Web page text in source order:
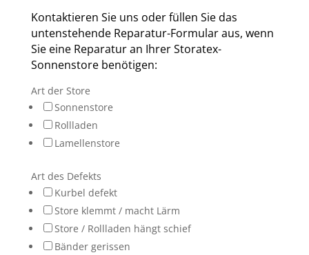
Kontaktieren Sie uns oder füllen Sie das
untenstehende Reparatur-Formular aus, wenn
Sie eine Reparatur an Ihrer Storatex-
Sonnenstore benötigen:
Art der Store
Sonnenstore
Rollladen
Lamellenstore
Art des Defekts
Kurbel defekt
Store klemmt / macht Lärm
Store / Rollladen hängt schief
Bänder gerissen